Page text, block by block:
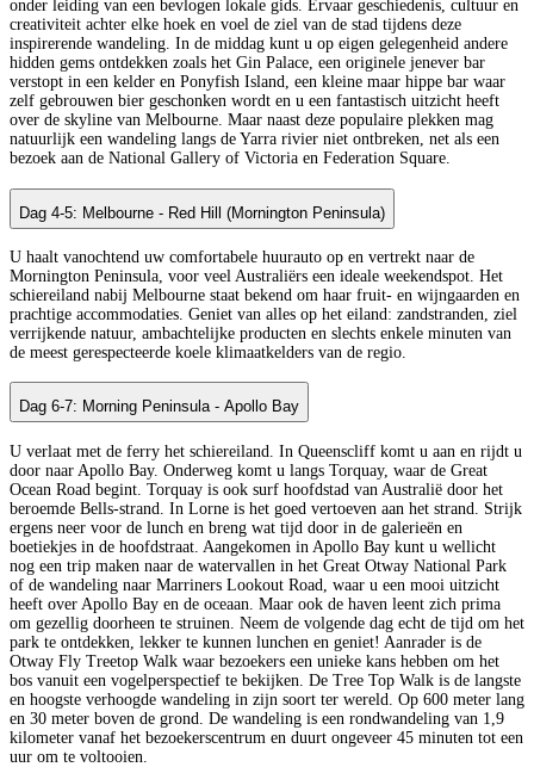
onder leiding van een bevlogen lokale gids. Ervaar geschiedenis, cultuur en
creativiteit achter elke hoek en voel de ziel van de stad tijdens deze
inspirerende wandeling. In de middag kunt u op eigen gelegenheid andere
hidden gems ontdekken zoals het Gin Palace, een originele jenever bar
verstopt in een kelder en Ponyfish Island, een kleine maar hippe bar waar
zelf gebrouwen bier geschonken wordt en u een fantastisch uitzicht heeft
over de skyline van Melbourne. Maar naast deze populaire plekken mag
natuurlijk een wandeling langs de Yarra rivier niet ontbreken, net als een
bezoek aan de National Gallery of Victoria en Federation Square.
Dag 4-5: Melbourne - Red Hill (Mornington Peninsula)
U haalt vanochtend uw comfortabele huurauto op en vertrekt naar de
Mornington Peninsula, voor veel Australiërs een ideale weekendspot. Het
schiereiland nabij Melbourne staat bekend om haar fruit- en wijngaarden en
prachtige accommodaties. Geniet van alles op het eiland: zandstranden, ziel
verrijkende natuur, ambachtelijke producten en slechts enkele minuten van
de meest gerespecteerde koele klimaatkelders van de regio.
Dag 6-7: Morning Peninsula - Apollo Bay
U verlaat met de ferry het schiereiland. In Queenscliff komt u aan en rijdt u
door naar Apollo Bay. Onderweg komt u langs Torquay, waar de Great
Ocean Road begint. Torquay is ook surf hoofdstad van Australië door het
beroemde Bells-strand. In Lorne is het goed vertoeven aan het strand. Strijk
ergens neer voor de lunch en breng wat tijd door in de galerieën en
boetiekjes in de hoofdstraat. Aangekomen in Apollo Bay kunt u wellicht
nog een trip maken naar de watervallen in het Great Otway National Park
of de wandeling naar Marriners Lookout Road, waar u een mooi uitzicht
heeft over Apollo Bay en de oceaan. Maar ook de haven leent zich prima
om gezellig doorheen te struinen. Neem de volgende dag echt de tijd om het
park te ontdekken, lekker te kunnen lunchen en geniet! Aanrader is de
Otway Fly Treetop Walk waar bezoekers een unieke kans hebben om het
bos vanuit een vogelperspectief te bekijken. De Tree Top Walk is de langste
en hoogste verhoogde wandeling in zijn soort ter wereld. Op 600 meter lang
en 30 meter boven de grond. De wandeling is een rondwandeling van 1,9
kilometer vanaf het bezoekerscentrum en duurt ongeveer 45 minuten tot een
uur om te voltooien.